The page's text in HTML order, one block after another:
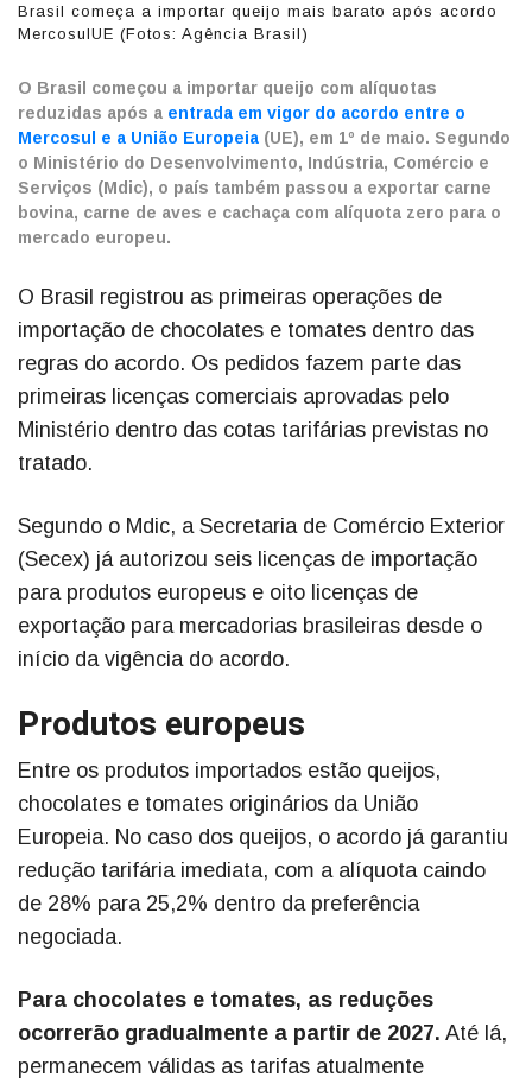
Brasil começa a importar queijo mais barato após acordo
MercosulUE (Fotos: Agência Brasil)
O Brasil começou a importar queijo com alíquotas
reduzidas após a entrada em vigor do acordo entre o
Mercosul e a União Europeia (UE), em 1º de maio. Segundo
o Ministério do Desenvolvimento, Indústria, Comércio e
Serviços (Mdic), o país também passou a exportar carne
bovina, carne de aves e cachaça com alíquota zero para o
mercado europeu.
O Brasil registrou as primeiras operações de
importação de chocolates e tomates dentro das
regras do acordo. Os pedidos fazem parte das
primeiras licenças comerciais aprovadas pelo
Ministério dentro das cotas tarifárias previstas no
tratado.
Segundo o Mdic, a Secretaria de Comércio Exterior
(Secex) já autorizou seis licenças de importação
para produtos europeus e oito licenças de
exportação para mercadorias brasileiras desde o
início da vigência do acordo.
Produtos europeus
Entre os produtos importados estão queijos,
chocolates e tomates originários da União
Europeia. No caso dos queijos, o acordo já garantiu
redução tarifária imediata, com a alíquota caindo
de 28% para 25,2% dentro da preferência
negociada.
Para chocolates e tomates, as reduções
ocorrerão gradualmente a partir de 2027. Até lá,
permanecem válidas as tarifas atualmente